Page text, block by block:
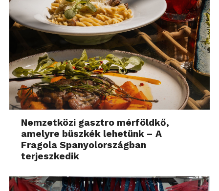
Nemzetközi gasztro mérföldkő,
amelyre büszkék lehetünk – A
Fragola Spanyolországban
terjeszkedik